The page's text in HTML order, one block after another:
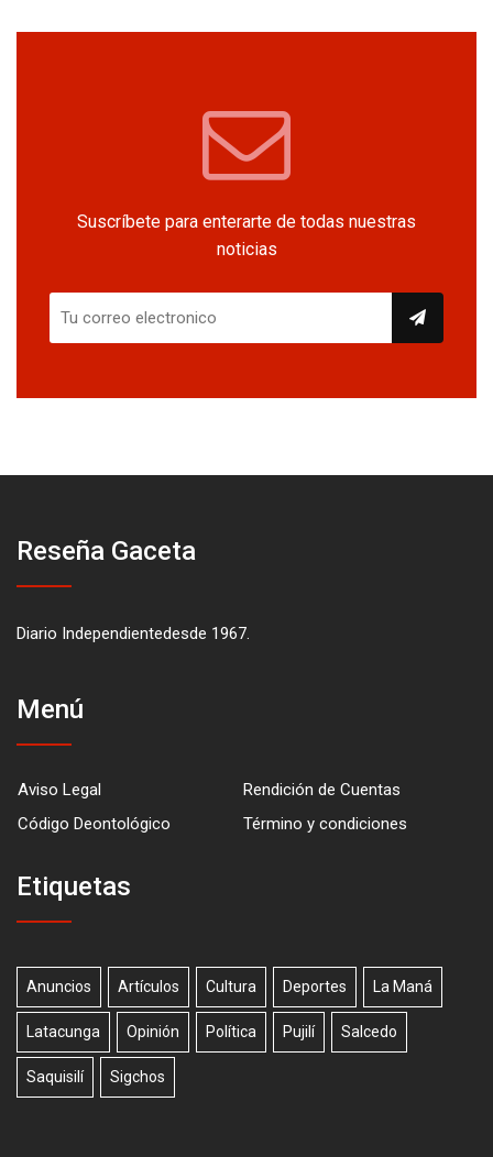
Suscríbete para enterarte de todas nuestras
noticias
Reseña Gaceta
Diario Independientedesde 1967.
Menú
Aviso Legal
Rendición de Cuentas
Código Deontológico
Término y condiciones
Etiquetas
Anuncios Artículos Cultura Deportes La Maná
Latacunga Opinión Política Pujilí Salcedo
Saquisilí Sigchos